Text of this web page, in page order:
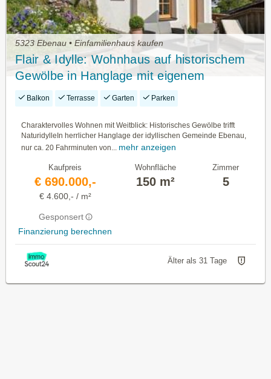
5323 Ebenau • Einfamilienhaus kaufen
Flair & Idylle: Wohnhaus auf historischem
Gewölbe in Hanglage mit eigenem
Waldanteil
Balkon Terrasse Garten Parken
Charaktervolles Wohnen mit Weitblick: Historisches Gewölbe trifft
NaturidylleIn herrlicher Hanglage der idyllischen Gemeinde Ebenau,
nur ca. 20 Fahrminuten von...
mehr anzeigen
Kaufpreis
€ 690.000,-
€ 4.600,- / m²
Gesponsert
Finanzierung berechnen
Wohnfläche
150 m²
Zimmer
5
Älter als 31 Tage